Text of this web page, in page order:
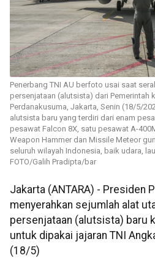
Penerbang TNI AU berfoto usai saat
persenjataan (alutsista) dari Pemerintah
Perdanakusuma, Jakarta, Senin (18/5/
alutsista baru yang terdiri dari enam
pesawat Falcon 8X, satu pesawat A-
Weapon Hammer dan Missile Meteor
seluruh wilayah Indonesia, baik udara,
FOTO/Galih Pradipta/bar
Jakarta (ANTARA) - Presiden
menyerahkan sejumlah alat
persenjataan (alutsista) baru
untuk dipakai jajaran TNI
(18/5)